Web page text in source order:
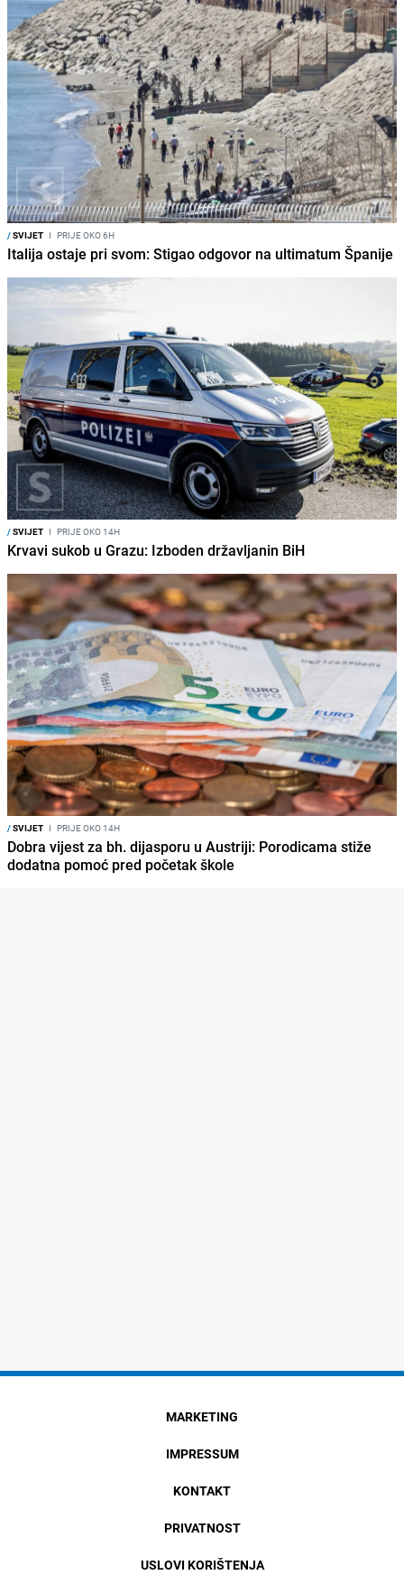
/SVIJET I PRIJE OKO 6H
Italija ostaje pri svom: Stigao odgovor na ultimatum Španije
/SVIJET I PRIJE OKO 14H
Krvavi sukob u Grazu: Izboden državljanin BiH
/SVIJET I PRIJE OKO 14H
Dobra vijest za bh. dijasporu u Austriji: Porodicama stiže
dodatna pomoć pred početak škole
MARKETING
IMPRESSUM
KONTAKT
PRIVATNOST
USLOVI KORIŠTENJA